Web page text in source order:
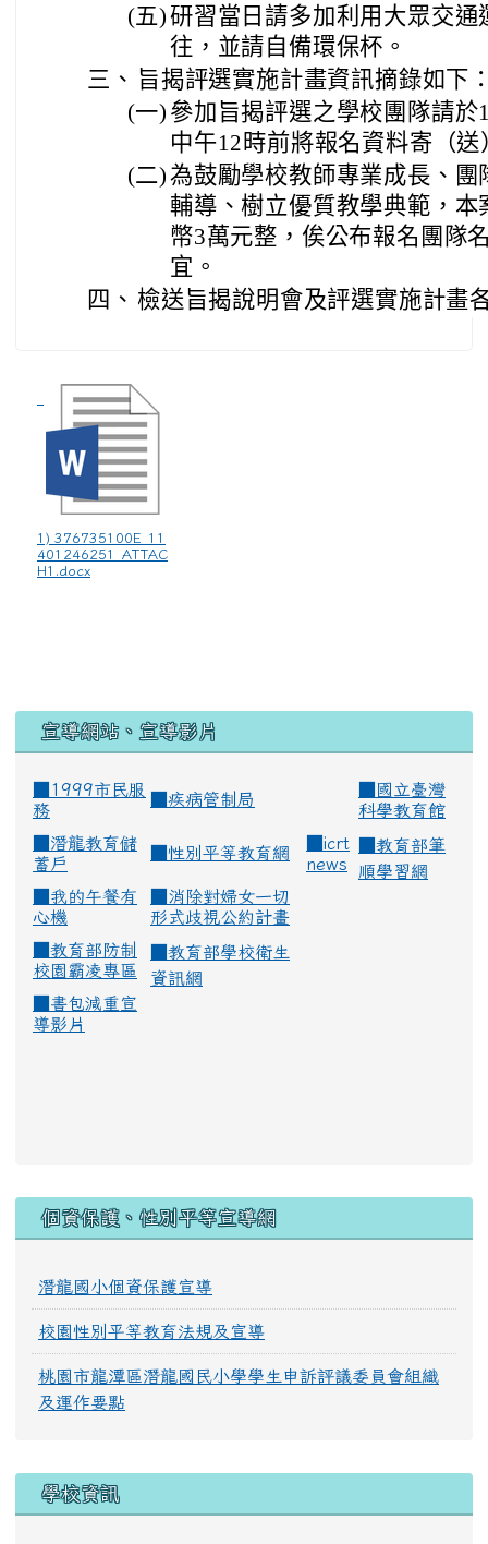
(五)研習當日請多加利用大眾交
往，並請自備環保杯。
三、 旨揭評選實施計畫資訊摘錄如下
(一) 參加旨揭評選之學校團隊請
中午12時前將報名資料寄（
(二)為鼓勵學校教師專業成長、
輔導、樹立優質教學典範，
幣3萬元整，俟公布報名團隊
宜。
四、 檢送旨揭說明會及評選實施計畫
1) 376735100E_11
401246251_ATTAC
H1.docx
宣導網站、宣導影片
■1999市民服
務
疾病管制局
國立臺灣
科學教育館
潛龍教育儲
蓄戶
性別平等教育網
icrt
news
教育部筆
順學習網
我的午餐有
心機
消除對婦女一切
形式歧視公約計畫
教育部防制
校園霸凌專區
教育部學校衛生
資訊網
書包減重宣
導影片
個資保護、性別平等宣導網
潛龍國小個資保護宣導
校園性別平等教育法規及宣導
桃園市龍潭區潛龍國民小學學生申訴評議委員會組織
及運作要點
學校資訊